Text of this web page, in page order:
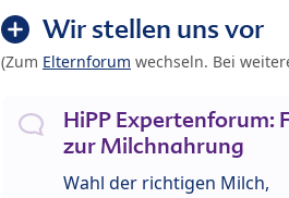
Wir stellen uns vor
(Zum Elternforum wechseln. Bei
HiPP Expertenforum:
zur Milchnahrung
Wahl der richtigen Milch,